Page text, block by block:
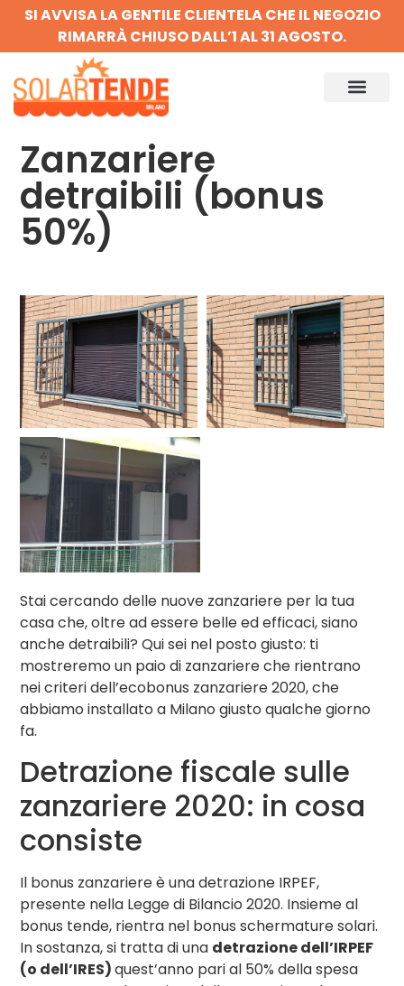
SI AVVISA LA GENTILE CLIENTELA CHE IL NEGOZIO
RIMARRÀ CHIUSO DALL’1 AL 31 AGOSTO.
Zanzariere
detraibili (bonus
50%)
Stai cercando delle nuove zanzariere per la tua
casa che, oltre ad essere belle ed efficaci, siano
anche detraibili? Qui sei nel posto giusto: ti
mostreremo un paio di zanzariere che rientrano
nei criteri dell’ecobonus zanzariere 2020, che
abbiamo installato a Milano giusto qualche giorno
fa.
Detrazione fiscale sulle
zanzariere 2020: in cosa
consiste
Il bonus zanzariere è una detrazione IRPEF,
presente nella Legge di Bilancio 2020. Insieme al
bonus tende, rientra nel bonus schermature solari.
In sostanza, si tratta di una detrazione dell’IRPEF
(o dell’IRES)quest’anno pari al 50% della spesa